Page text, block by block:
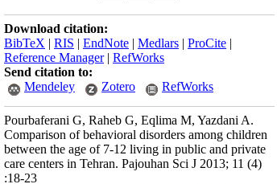
Download citation:
BibTeX | RIS | EndNote | Medlars | ProCite |
Reference Manager| RefWorks
Send citation to:
Mendeley
Zotero RefWorks
Pourbaferani G, Raheb G, Eqlima M, Yazdani A.
Comparison of behavioral disorders among children
between the age of 7-12 living in public and private
care centers in Tehran. Pajouhan Sci J 2013; 11 (4)
:18-23